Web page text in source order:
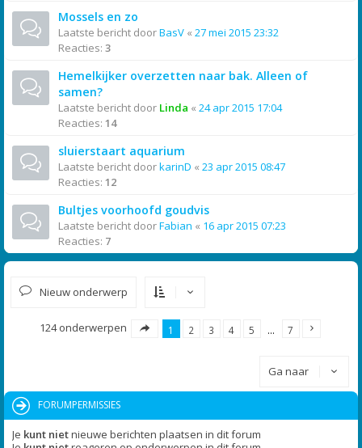
Mossels en zo
Laatste bericht doorBasV « 27 mei 2015 23:32
Reacties: 3
Hemelkijker overzetten naar bak. Alleen of
samen?
Laatste bericht door Linda « 24 apr 2015 17:04
Reacties: 14
sluierstaart aquarium
Laatste bericht doorkarinD « 23 apr 2015 08:47
Reacties: 12
Bultjes voorhoofd goudvis
Laatste bericht doorFabian « 16 apr 2015 07:23
Reacties: 7
Nieuw onderwerp
124 onderwerpen 1 2 3 4 5 … 7
Ga naar
FORUMPERMISSIES
Je kunt nietnieuwe berichten plaatsen in dit forum